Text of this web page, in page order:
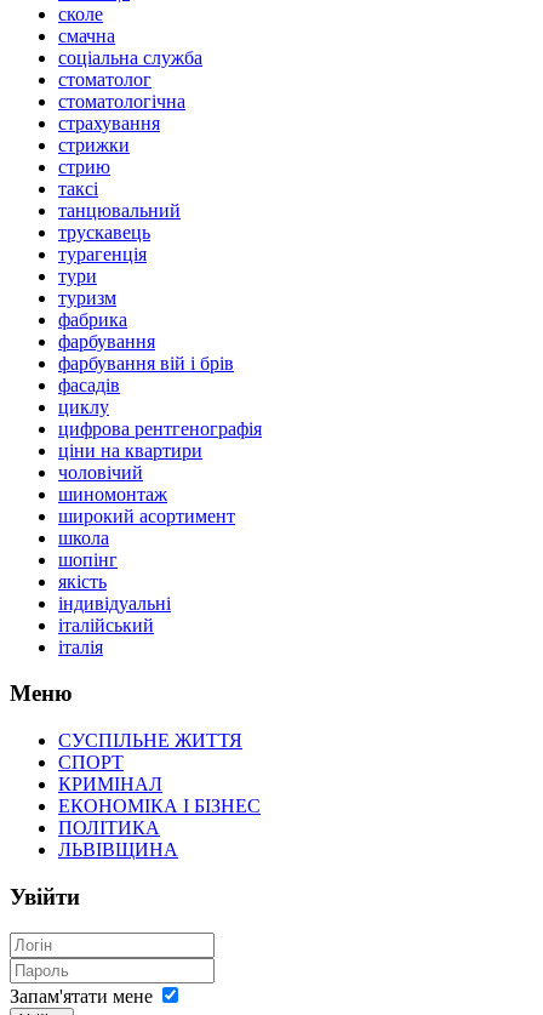
сколе
смачна
соціальна служба
стоматолог
стоматологічна
страхування
стрижки
стрию
таксі
танцювальний
трускавець
турагенція
тури
туризм
фабрика
фарбування
фарбування вій і брів
фасадів
циклу
цифрова рентгенографія
ціни на квартири
чоловічий
шиномонтаж
широкий асортимент
школа
шопінг
якість
індивідуальні
італійський
італія
Меню
СУСПІЛЬНЕ ЖИТТЯ
СПОРТ
КРИМІНАЛ
ЕКОНОМІКА І БІЗНЕС
ПОЛІТИКА
ЛЬВІВЩИНА
Увійти
Запам'ятати мене